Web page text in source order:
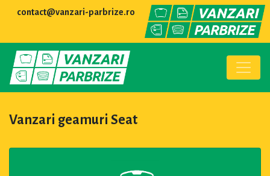
contact@vanzari-parbrize.ro
Vanzari geamuri Seat